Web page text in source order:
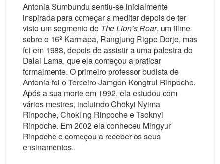
Antonia Sumbundu sentiu-se inicialmente
inspirada para começar a meditar depois de ter
visto um segmento de The Lion’s Roar, um filme
sobre o 16º Karmapa, Rangjung Rigpe Dorje, mas
foi em 1988, depois de assistir a uma palestra do
Dalai Lama, que ela começou a praticar
formalmente. O primeiro professor budista de
Antonia foi o Terceiro Jamgon Kongtrul Rinpoche.
Após a sua morte em 1992, ela estudou com
vários mestres, incluindo Chökyi Nyima
Rinpoche, Chokling Rinpoche e Tsoknyi
Rinpoche. Em 2002 ela conheceu Mingyur
Rinpoche e começou a receber os seus
ensinamentos.